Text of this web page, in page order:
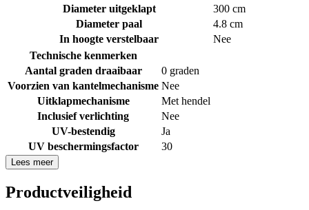
Diameter uitgeklapt
300 cm
Diameter paal
4.8 cm
In hoogte verstelbaar
Nee
Technische kenmerken
Aantal graden draaibaar
0 graden
Voorzien van kantelmechanisme Nee
Uitklapmechanisme
Met hendel
Inclusief verlichting
Nee
UV-bestendig
Ja
UV beschermingsfactor
30
Lees meer
Productveiligheid